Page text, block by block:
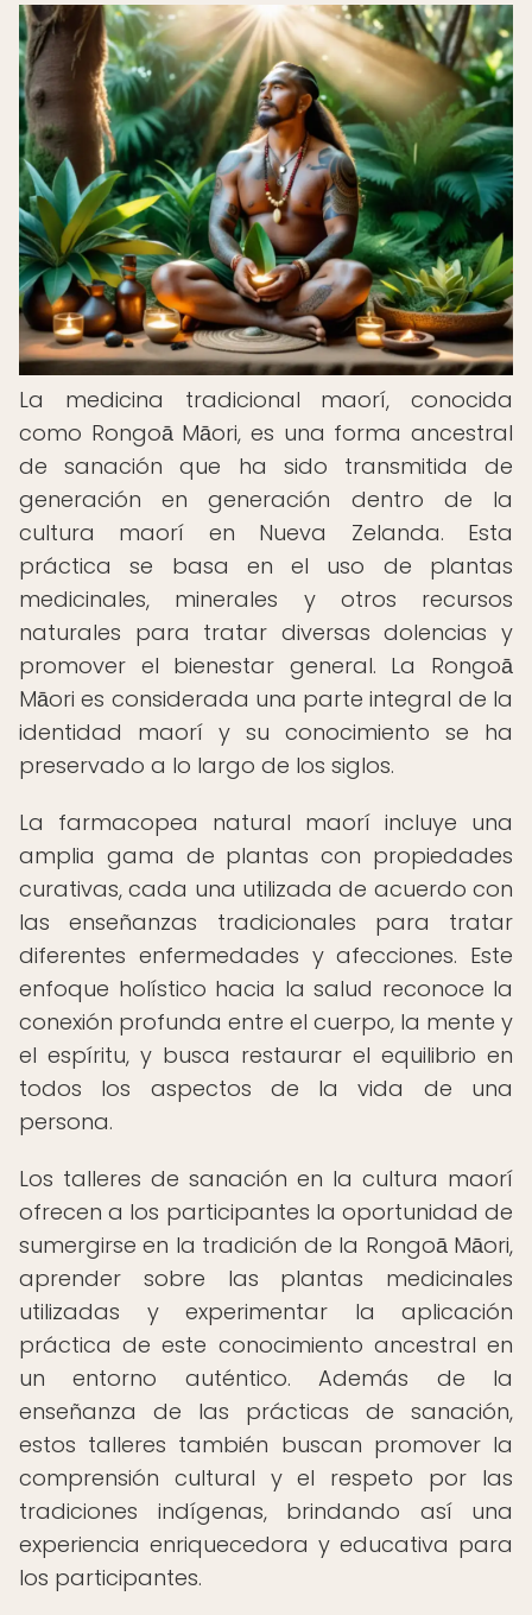
La medicina tradicional maorí, conocida
como Rongoā Māori, es una forma ancestral
de sanación que ha sido transmitida de
generación en generación dentro de la
cultura maorí en Nueva Zelanda. Esta
práctica se basa en el uso de plantas
medicinales, minerales y otros recursos
naturales para tratar diversas dolencias y
promover el bienestar general. La Rongoā
Māori es considerada una parte integral de la
identidad maorí y su conocimiento se ha
preservado a lo largo de los siglos.
La farmacopea natural maorí incluye una
amplia gama de plantas con propiedades
curativas, cada una utilizada de acuerdo con
las enseñanzas tradicionales para tratar
diferentes enfermedades y afecciones. Este
enfoque holístico hacia la salud reconoce la
conexión profunda entre el cuerpo, la mente y
el espíritu, y busca restaurar el equilibrio en
todos los aspectos de la vida de una
persona.
Los talleres de sanación en la cultura maorí
ofrecen a los participantes la oportunidad de
sumergirse en la tradición de la Rongoā Māori,
aprender sobre las plantas medicinales
utilizadas y experimentar la aplicación
práctica de este conocimiento ancestral en
un entorno auténtico. Además de la
enseñanza de las prácticas de sanación,
estos talleres también buscan promover la
comprensión cultural y el respeto por las
tradiciones indígenas, brindando así una
experiencia enriquecedora y educativa para
los participantes.